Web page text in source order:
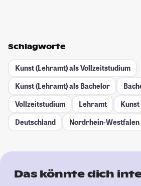
Schlagworte
Kunst (Lehramt) als Vollzeitstudium
Kunst (Lehramt) als Bachelor
Vollzeitstudium
Lehramt
Deutschland
Nordrhein-Westfalen
Das könnte dich